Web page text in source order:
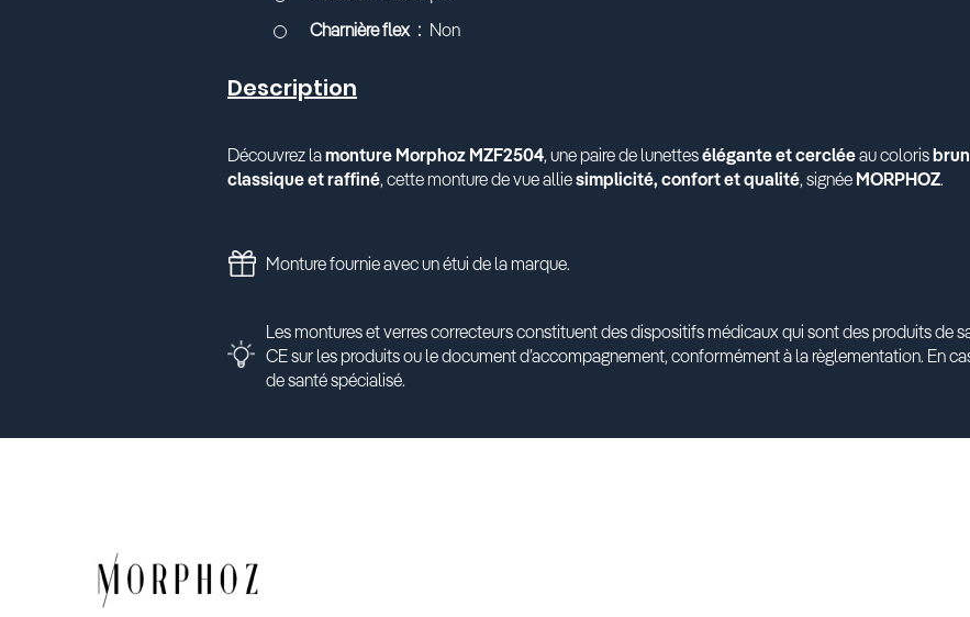
Charnière flex Non
Description
Découvrez lamonture Morphoz MZF2504, une paire de lunettesélégante et cercléeau coloris
classique et raffiné, cette monture de vue alliesimplicité, confort et qualité, signée MORPHOZ.
Monture fournie avec un étui de la marque.
Les montures et verres correcteurs constituent des dispositifs médicaux qui sont des produits de
CE sur les produits ou le document d’accompagnement, conformément à la règlementation. En
de santé spécialisé.